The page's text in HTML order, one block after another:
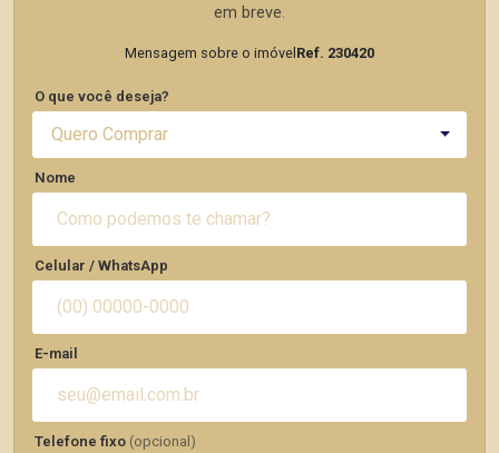
em breve.
Mensagem sobre o imóvel Ref. 230420
O que você deseja?
Quero Comprar
Nome
Celular / WhatsApp
E-mail
Telefone fixo (opcional)